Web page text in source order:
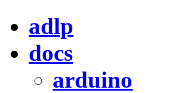
adlp
docs
arduino